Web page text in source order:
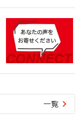
一覧